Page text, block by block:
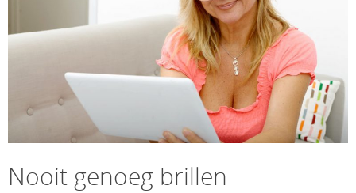
Nooit genoeg brillen